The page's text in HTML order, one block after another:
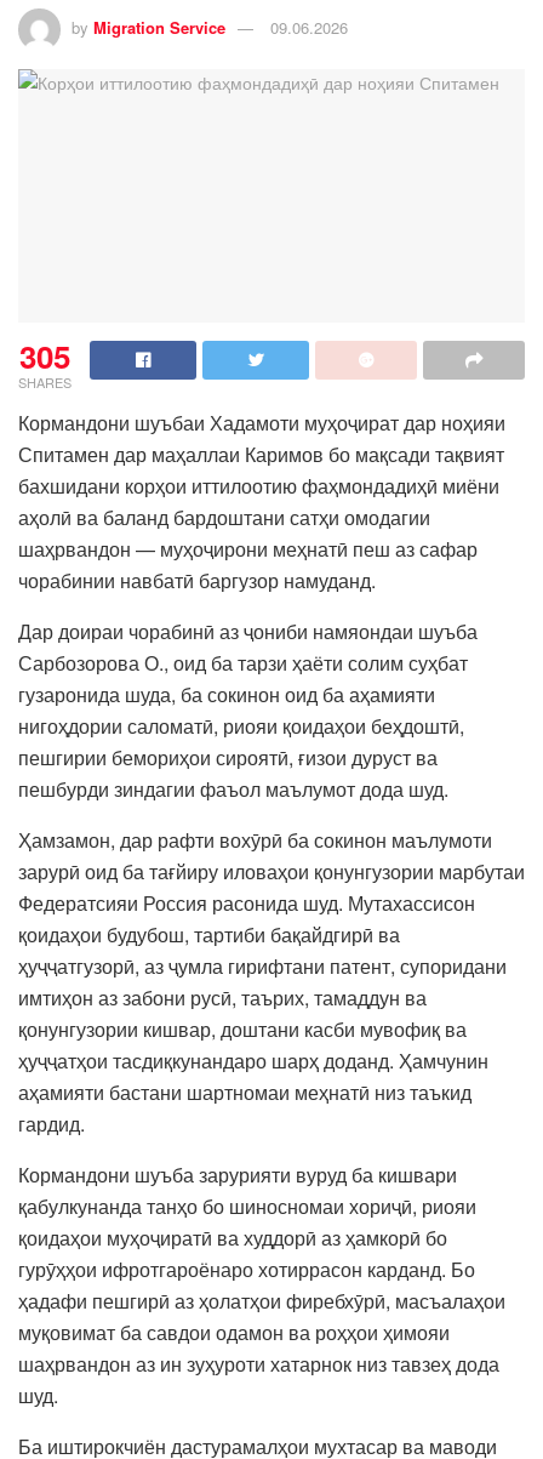
by Migration Service 09.06.2026
305
SHARES
Кормандони шуъбаи Хадамоти муҳоҷират дар ноҳияи
Спитамен дар маҳаллаи Каримов бо мақсади тақвият
бахшидани корҳои иттилоотию фаҳмондадиҳӣ миёни
аҳолӣ ва баланд бардоштани сатҳи омодагии
шаҳрвандон — муҳоҷирони меҳнатӣ пеш аз сафар
чорабинии навбатӣ баргузор намуданд.
Дар доираи чорабинӣ аз ҷониби намяондаи шуъба
Сарбозорова О., оид ба тарзи ҳаёти солим суҳбат
гузаронида шуда, ба сокинон оид ба аҳамияти
нигоҳдории саломатӣ, риояи қоидаҳои беҳдоштӣ,
пешгирии бемориҳои сироятӣ, ғизои дуруст ва
пешбурди зиндагии фаъол маълумот дода шуд.
Ҳамзамон, дар рафти вохӯрӣ ба сокинон маълумоти
зарурӣ оид ба тағйиру иловаҳои қонунгузории марбутаи
Федератсияи Россия расонида шуд. Мутахассисон
қоидаҳои будубош, тартиби бақайдгирӣ ва
ҳуҷҷатгузорӣ, аз ҷумла гирифтани патент, супоридани
имтиҳон аз забони русӣ, таърих, тамаддун ва
қонунгузории кишвар, доштани касби мувофиқ ва
ҳуҷҷатҳои тасдиқкунандаро шарҳ доданд. Ҳамчунин
аҳамияти бастани шартномаи меҳнатӣ низ таъкид
гардид.
Кормандони шуъба зарурияти вуруд ба кишвари
қабулкунанда танҳо бо шиносномаи хориҷӣ, риояи
қоидаҳои муҳоҷиратӣ ва худдорӣ аз ҳамкорӣ бо
гурӯҳҳои ифротгароёнаро хотиррасон карданд. Бо
ҳадафи пешгирӣ аз ҳолатҳои фиребхӯрӣ, масъалаҳои
муқовимат ба савдои одамон ва роҳҳои ҳимояи
шаҳрвандон аз ин зуҳуроти хатарнок низ тавзеҳ дода
шуд.
Ба иштирокчиён дастурамалҳои мухтасар ва маводи